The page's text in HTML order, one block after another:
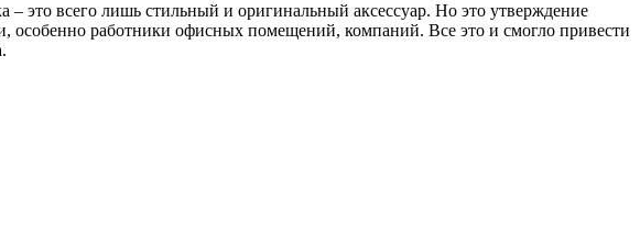
это всего лишь стильный и оригинальный аксессуар. Но это утверждение
особенно работники офисных помещений, компаний. Все это и смогло привести